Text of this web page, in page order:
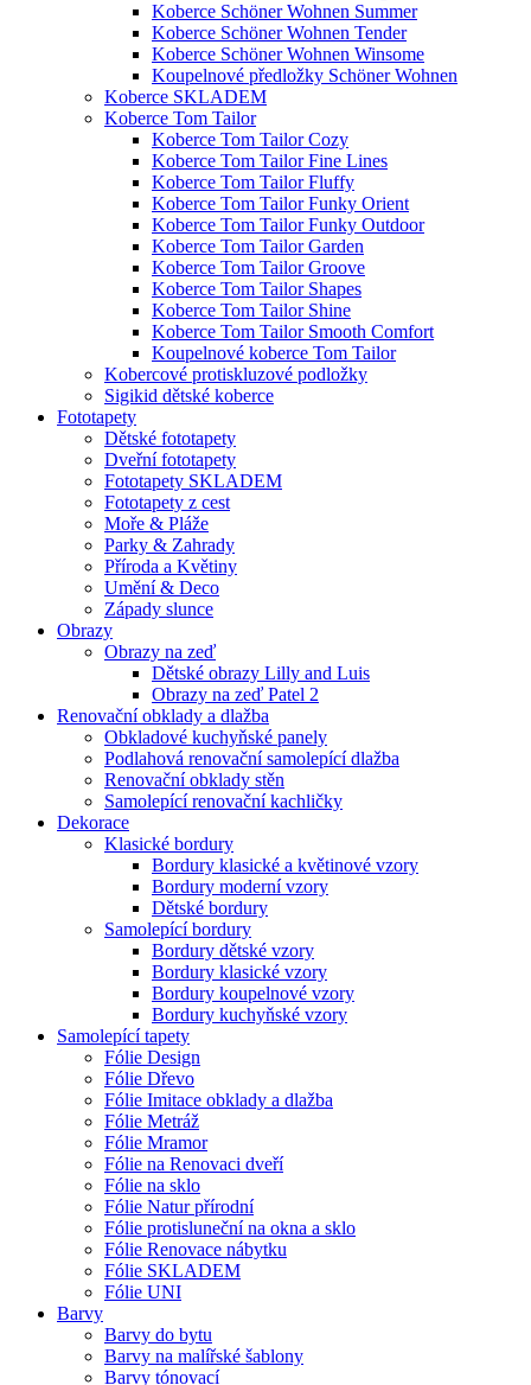
Koberce Schöner Wohnen Summer
Koberce Schöner Wohnen Tender
Koberce Schöner Wohnen Winsome
Koupelnové předložky Schöner Wohnen
Koberce SKLADEM
Koberce Tom Tailor
Koberce Tom Tailor Cozy
Koberce Tom Tailor Fine Lines
Koberce Tom Tailor Fluffy
Koberce Tom Tailor Funky Orient
Koberce Tom Tailor Funky Outdoor
Koberce Tom Tailor Garden
Koberce Tom Tailor Groove
Koberce Tom Tailor Shapes
Koberce Tom Tailor Shine
Koberce Tom Tailor Smooth Comfort
Koupelnové koberce Tom Tailor
Kobercové protiskluzové podložky
Sigikid dětské koberce
Fototapety
Dětské fototapety
Dveřní fototapety
Fototapety SKLADEM
Fototapety z cest
Moře & Pláže
Parky & Zahrady
Příroda a Květiny
Umění & Deco
Západy slunce
Obrazy
Obrazy na zeď
Dětské obrazy Lilly and Luis
Obrazy na zeď Patel 2
Renovační obklady a dlažba
Obkladové kuchyňské panely
Podlahová renovační samolepící dlažba
Renovační obklady stěn
Samolepící renovační kachličky
Dekorace
Klasické bordury
Bordury klasické a květinové vzory
Bordury moderní vzory
Dětské bordury
Samolepící bordury
Bordury dětské vzory
Bordury klasické vzory
Bordury koupelnové vzory
Bordury kuchyňské vzory
Samolepící tapety
Fólie Design
Fólie Dřevo
Fólie Imitace obklady a dlažba
Fólie Metráž
Fólie Mramor
Fólie na Renovaci dveří
Fólie na sklo
Fólie Natur přírodní
Fólie protisluneční na okna a sklo
Fólie Renovace nábytku
Fólie SKLADEM
Fólie UNI
Barvy
Barvy do bytu
Barvy na malířské šablony
Barvy tónovací